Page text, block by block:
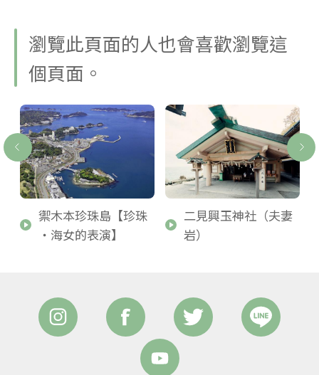
瀏覽此頁面的人也會喜歡瀏覽這
個頁面。
禦木本珍珠島【珍珠
・海女的表演】
二見興玉神社（夫妻
岩）